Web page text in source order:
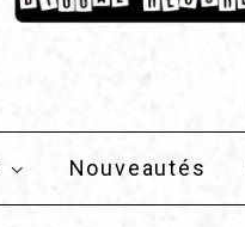
Nouveautés